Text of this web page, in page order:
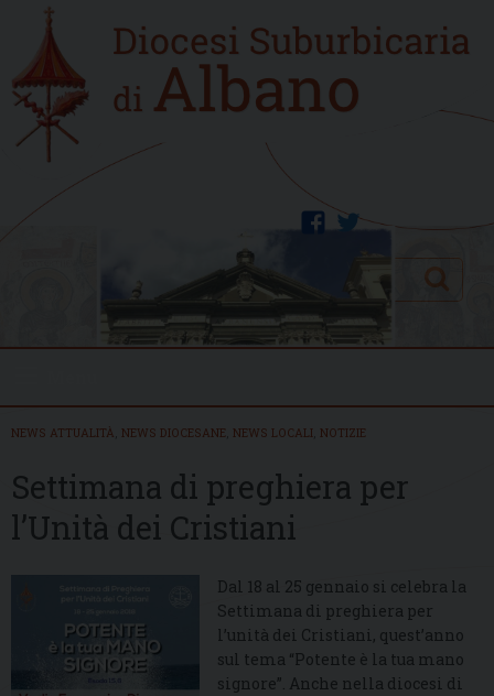
content
Home
new
twitter
facebook
Search
NEWS ATTUALITÀ NEWS DIOCESANE NEWS LOCALI NOTIZIE
Settimana di preghiera per
l’Unità dei Cristiani
Dal 18 al 25 gennaio si celebra la
Settimana di preghiera per
l’unità dei Cristiani, quest’anno
sul tema “Potente è la tua mano
signore”. Anche nella diocesi di